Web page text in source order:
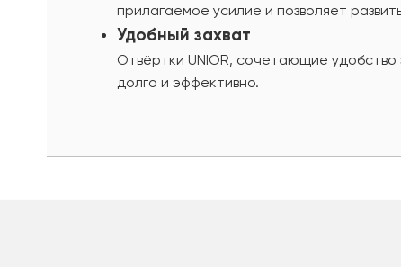
прилагаемое усилие и позволяет
Удобный захват
Отвёртки UNIOR, сочетающие
долго и эффективно.